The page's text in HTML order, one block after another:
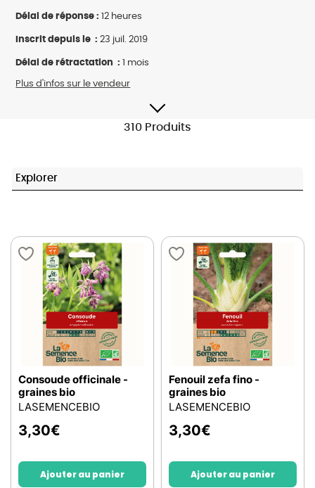
Plus d'infos sur le vendeur
Délai de réponse : 12 heures
Inscrit depuis le : 23 juil. 2019
Délai de rétractation : 1 mois
310 Produits
Explorer
Consoude officinale -
graines bio
LASEMENCEBIO
3,30€
Ajouter au panier
Fenouil zefa fino -
graines bio
LASEMENCEBIO
3,30€
Ajouter au panier